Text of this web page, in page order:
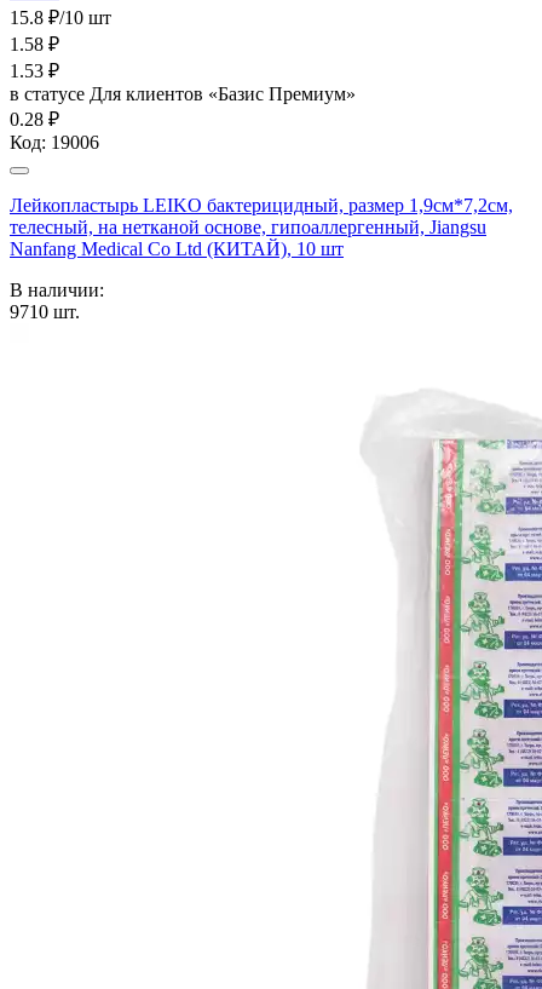
15.8 ₽/10 шт
1.58 ₽
1.53 ₽
в статусе Для клиентов «Базис Премиум»
0.28 ₽
Код: 19006
Лейкопластырь LEIKO бактерицидный, размер 1,9см*7,2см,
телесный, на нетканой основе, гипоаллергенный, Jiangsu
Nanfang Medical Co Ltd (КИТАЙ), 10 шт
В наличии:
9710 шт.